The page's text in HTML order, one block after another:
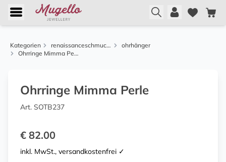
Kategorien renaissanceschmuck aus florenz
ohrhänger
Ohrringe Mimma Perle
Ohrringe Mimma Perle
Art. SOTB237
€ 82.00
inkl. MwSt., versandkostenfrei ✓